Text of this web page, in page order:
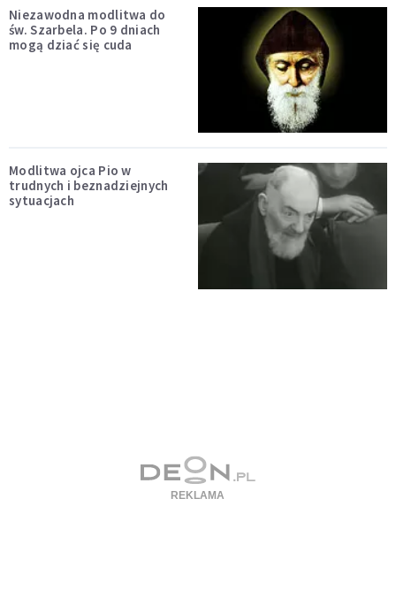
Niezawodna modlitwa do
św. Szarbela. Po 9 dniach
mogą dziać się cuda
Modlitwa ojca Pio w
trudnych i beznadziejnych
sytuacjach